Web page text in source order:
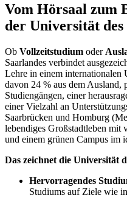
Vom Hörsaal zum
der Universität des
Ob Vollzeitstudium oder
Saarlandes verbindet
Lehre in einem internationalen
davon 24 % aus dem
Studiengängen, einer
einer Vielzahl an
Saarbrücken und Homburg
lebendiges Großstadtleben
und einem grünen Campus im
Das zeichnet die Universität
Hervorragendes
Studiums auf Ziele wie